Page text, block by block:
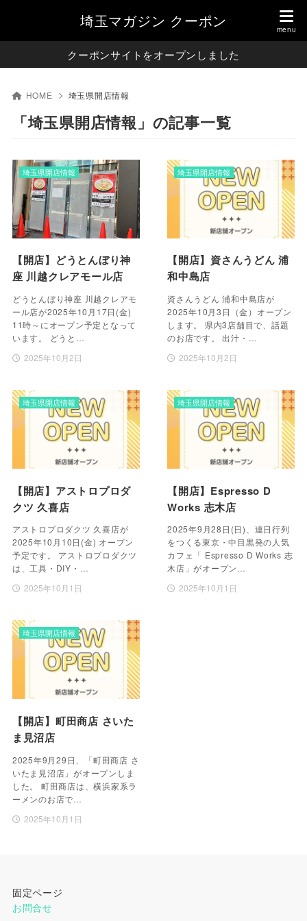
埼玉マガジン クーポン
クーポンサイトをオープンしました
HOME 埼玉県開店情報
「埼玉県開店情報」の記事一覧
【開店】どうとんぼり神
座 川越クレアモール店
どうとんぼり神座 川越クレアモ
ール店が2025年10月17日(金)
11時～にオープン予定となって
います。 どうと…
2025年10月2日
埼玉県開店情報
【開店】資さんうどん 浦
和中島店
資さんうどん 浦和中島店が
2025年10月3日（金）オープン
します。 県内3店舗目で、話題
のお店です。 出汁・…
2025年10月2日
埼玉県開店情報
【開店】アストロプロダ
クツ 久喜店
アストロプロダクツ 久喜店が
2025年10月10日(金) オープン
予定です。 アストロプロダクツ
は、工具・DIY・…
2025年10月1日
埼玉県開店情報
【開店】Espresso D
Works 志木店
2025年9月28日(日)、連日行列
をつくる東京・中目黒発の人気
カフェ「 Espresso D Works 志
木店」がオープン…
2025年10月1日
埼玉県開店情報
【開店】町田商店 さいた
ま見沼店
2025年9月29日、「町田商店 さ
いたま見沼店」がオープンしま
した。 町田商店は、横浜家系ラ
ーメンのお店で…
2025年10月1日
埼玉県開店情報
固定ページ
お問合せ